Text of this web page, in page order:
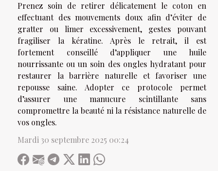
Prenez soin de retirer délicatement le coton en
effectuant des mouvements doux afin d’éviter de
gratter ou limer excessivement, gestes pouvant
fragiliser la kératine. Après le retrait, il est
fortement conseillé d’appliquer une huile
nourrissante ou un soin des ongles hydratant pour
restaurer la barrière naturelle et favoriser une
repousse saine. Adopter ce protocole permet
d’assurer une manucure scintillante sans
compromettre la beauté ni la résistance naturelle de
vos ongles.
Mardi 30 septembre 2025 00:24